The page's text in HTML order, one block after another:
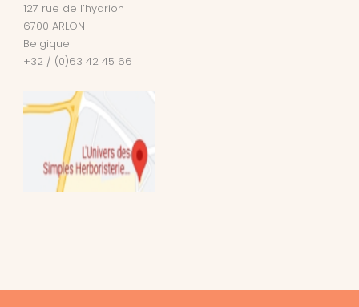
127 rue de l’hydrion
6700 ARLON
Belgique
+32 / (0)63 42 45 66